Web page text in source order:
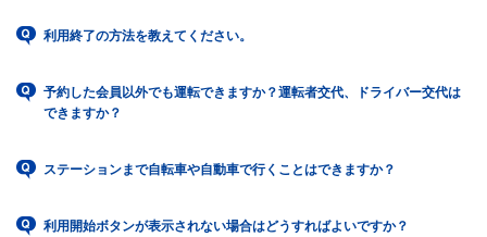
利用終了の方法を教えてください。
予約した会員以外でも運転できますか？運転者交代、ドライバー交代は
できますか？
ステーションまで自転車や自動車で行くことはできますか？
利用開始ボタンが表示されない場合はどうすればよいですか？